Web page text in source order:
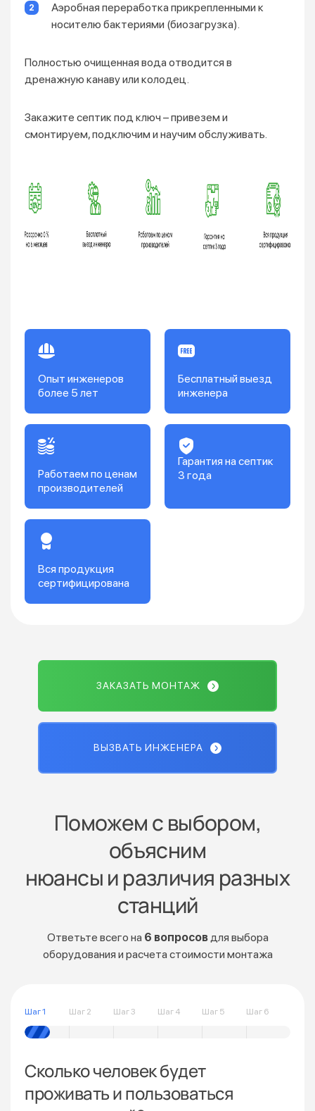
Аэробная переработка прикрепленными к
носителю бактериями (биозагрузка).
Полностью очищенная вода отводится в
дренажную канаву или колодец.
Закажите септик под ключ – привезем и
смонтируем, подключим и научим обслуживать.
Опыт инженеров
более 5 лет
Бесплатный выезд
инженера
Работаем по ценам
производителей
Гарантия на септик
3 года
Вся продукция
сертифицирована
ЗАКАЗАТЬ МОНТАЖ
ВЫЗВАТЬ ИНЖЕНЕРА
Поможем с выбором,
объясним
нюансы и различия разных
станций
Ответьте всего на 6 вопросовдля выбора
оборудования и расчета стоимости монтажа
Шаг 1 Шаг 2 Шаг 3 Шаг 4 Шаг 5 Шаг 6
Сколько человек будет
проживать и пользоваться